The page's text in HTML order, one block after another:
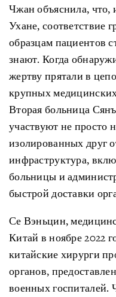
Чжан объяснила, что,
Ухане, соответствие
образцам пациентов
знают. Когда
жертву прятали в
крупных
Вторая больница
участвуют не просто
изолированных друг
инфраструктура,
больницы и
быстрой доставки
Се Вэньцин,
Китай в ноябре 2022
китайские хирурги
органов,
военных госпиталей.